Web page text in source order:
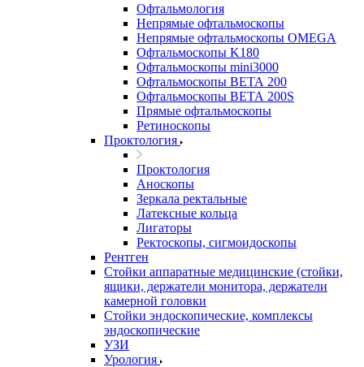
Офтальмология
Непрямые офтальмоскопы
Непрямые офтальмоскопы OMEGA
Офтальмоскопы K180
Офтальмоскопы mini3000
Офтальмоскопы ВЕТА 200
Офтальмоскопы ВЕТА 200S
Прямые офтальмоскопы
Ретиноскопы
Проктология
Проктология
Аноскопы
Зеркала ректальные
Латексные кольца
Лигаторы
Ректоскопы, сигмоидоскопы
Рентген
Стойки аппаратные медицинские (стойки,
ящики, держатели монитора, держатели
камерной головки
Стойки эндоскопические, комплексы
эндоскопические
УЗИ
Урология